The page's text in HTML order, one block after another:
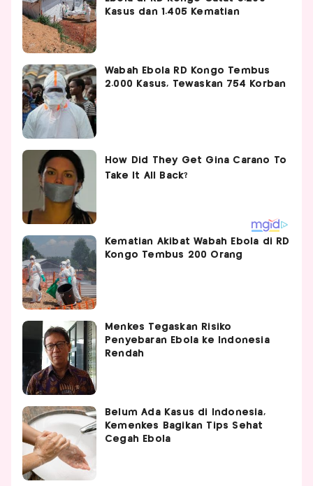
Kasus dan 1.405 Kematian
Wabah Ebola RD Kongo Tembus
2.000 Kasus, Tewaskan 754 Korban
Kematian Akibat Wabah Ebola di RD
Kongo Tembus 200 Orang
Menkes Tegaskan Risiko
Penyebaran Ebola ke Indonesia
Rendah
Belum Ada Kasus di Indonesia,
Kemenkes Bagikan Tips Sehat
Cegah Ebola